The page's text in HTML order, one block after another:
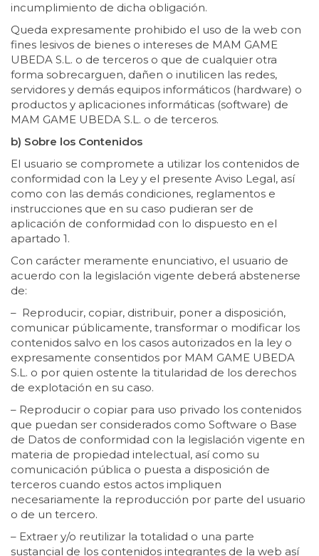
incumplimiento de dicha obligación.
Queda expresamente prohibido el uso de la web con
fines lesivos de bienes o intereses de MAM GAME
UBEDA S.L. o de terceros o que de cualquier otra
forma sobrecarguen, dañen o inutilicen las redes,
servidores y demás equipos informáticos (hardware) o
productos y aplicaciones informáticas (software) de
MAM GAME UBEDA S.L. o de terceros.
b) Sobre los Contenidos
El usuario se compromete a utilizar los contenidos de
conformidad con la Ley y el presente Aviso Legal, así
como con las demás condiciones, reglamentos e
instrucciones que en su caso pudieran ser de
aplicación de conformidad con lo dispuesto en el
apartado 1.
Con carácter meramente enunciativo, el usuario de
acuerdo con la legislación vigente deberá abstenerse
de:
– Reproducir, copiar, distribuir, poner a disposición,
comunicar públicamente, transformar o modificar los
contenidos salvo en los casos autorizados en la ley o
expresamente consentidos por MAM GAME UBEDA
S.L. o por quien ostente la titularidad de los derechos
de explotación en su caso.
– Reproducir o copiar para uso privado los contenidos
que puedan ser considerados como Software o Base
de Datos de conformidad con la legislación vigente en
materia de propiedad intelectual, así como su
comunicación pública o puesta a disposición de
terceros cuando estos actos impliquen
necesariamente la reproducción por parte del usuario
o de un tercero.
– Extraer y/o reutilizar la totalidad o una parte
sustancial de los contenidos integrantes de la web así